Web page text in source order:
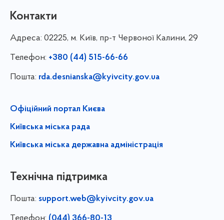
Контакти
Адреса: 02225, м. Київ, пр-т Червоної Калини, 29
Телефон: +380 (44) 515-66-66
Пошта: rda.desnianska@kyivcity.gov.ua
Офіційний портал Києва
Київська міська рада
Київська міська державна адміністрація
Технічна підтримка
Пошта: support.web@kyivcity.gov.ua
Телефон: